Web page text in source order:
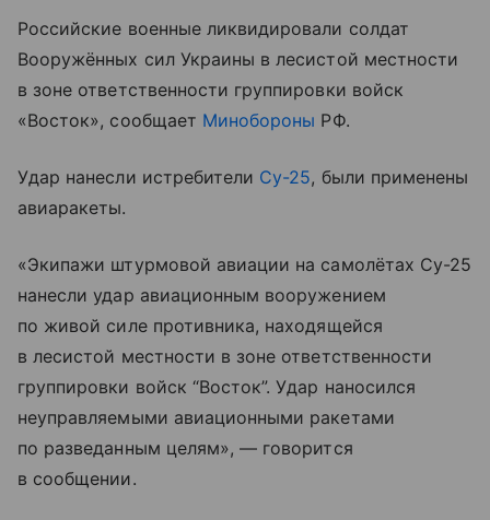
Российские военные ликвидировали солдат
Вооружённых сил Украины в лесистой местности
в зоне ответственности группировки войск
«Восток», сообщает Минобороны РФ.
Удар нанесли истребители Су-25, были применены
авиаракеты.
«Экипажи штурмовой авиации на самолётах Су-25
нанесли удар авиационным вооружением
по живой силе противника, находящейся
в лесистой местности в зоне ответственности
группировки войск “Восток”. Удар наносился
неуправляемыми авиационными ракетами
по разведанным целям», — говорится
в сообщении.